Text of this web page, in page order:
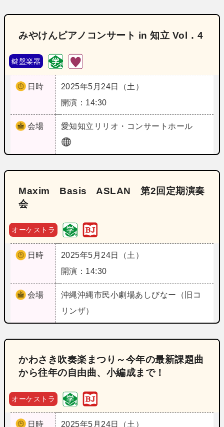
みやけんピアノコンサート in 知立 Vol．4
鍵盤楽器
日時
2025年5月24日（土）
開演：14:30
会場 愛知知立リリオ・コンサートホール
Maxim Basis ASLAN 第2回定期演奏
会
オーケストラ
日時
2025年5月24日（土）
開演：14:30
会場 沖縄沖縄市民小劇場あしびなー（旧コ
リンザ）
かわさき吹奏楽まつり～今年の最新課題曲
から往年の自由曲、小編成まで！
オーケストラ
日時
2025年5月24日（土）